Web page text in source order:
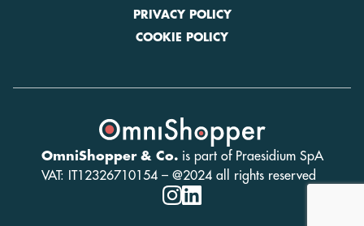
PRIVACY POLICY
COOKIE POLICY
OmniShopper & Co.is part of Praesidium SpA
VAT: IT12326710154 – @2024 all rights reserved